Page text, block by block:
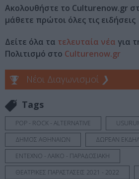
Ακολουθήστε το Culturenow.gr
μάθετε πρώτοι όλες τις ειδήσεις
Δείτε όλα τα τελευταία νέα για
Πολιτισμό στο Culturenow.gr
Νέοι Διαγωνισμοί ❯
Tags
POP - ROCK - ALTERNATIVE
ΔΗΜΟΣ ΑΘΗΝΑΙΩΝ
ΔΩΡΕΑΝ
ΕΝΤΕΧΝΟ - ΛΑΪΚΟ - ΠΑΡΑΔΟΣΙΑΚΗ
ΘΕΑΤΡΙΚΕΣ ΠΑΡΑΣΤΑΣΕΙΣ 2021 - 2022